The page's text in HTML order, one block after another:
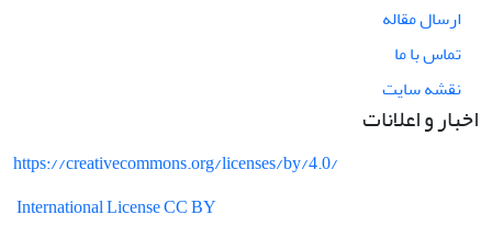
ارسال مقاله
تماس با ما
نقشه سایت
اخبار و اعلانات
https://creativecommons.org/licenses/by/4.0/
International License CC BY